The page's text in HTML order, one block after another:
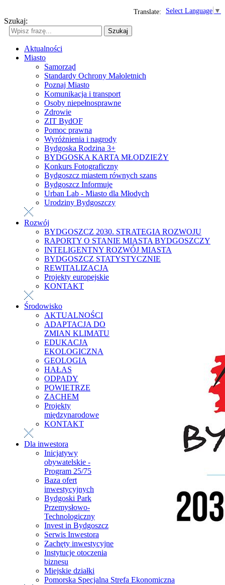
Select Language ▼
Translate:
Szukaj:
Szukaj
Aktualności
Miasto
Samorząd
Standardy Ochrony Małoletnich
Poznaj Miasto
Komunikacja i transport
Osoby niepełnosprawne
Zdrowie
ZIT BydOF
Pomoc prawna
Wyróżnienia i nagrody
Bydgoska Rodzina 3+
BYDGOSKA KARTA MŁODZIEŻY
Konkurs Fotograficzny
Bydgoszcz miastem równych szans
Bydgoszcz Informuje
Urban Lab - Miasto dla Młodych
Urodziny Bydgoszczy
Rozwój
BYDGOSZCZ 2030. STRATEGIA ROZWOJU
RAPORTY O STANIE MIASTA BYDGOSZCZY
INTELIGENTNY ROZWÓJ MIASTA
BYDGOSZCZ STATYSTYCZNIE
REWITALIZACJA
Projekty europejskie
KONTAKT
Środowisko
AKTUALNOŚCI
ADAPTACJA DO
ZMIAN KLIMATU
EDUKACJA
EKOLOGICZNA
GEOLOGIA
HAŁAS
ODPADY
POWIETRZE
ZACHEM
Projekty
międzynarodowe
KONTAKT
Dla inwestora
Inicjatywy
obywatelskie -
Program 25/75
Baza ofert
inwestycyjnych
Bydgoski Park
Przemysłowo-
Technologiczny
Invest in Bydgoszcz
Serwis Inwestora
Zachęty inwestycyjne
Instytucje otoczenia
biznesu
Miejskie działki
Pomorska Specjalna Strefa Ekonomiczna